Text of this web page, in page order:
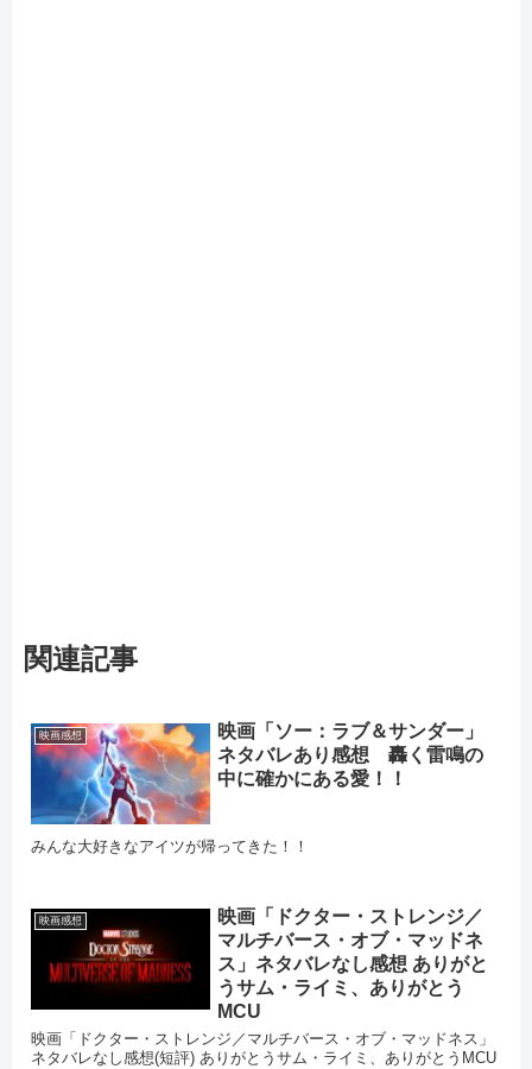
関連記事
映画感想
映画「ソー：ラブ＆サンダー」
ネタバレあり感想 轟く雷鳴の
中に確かにある愛！！
みんな大好きなアイツが帰ってきた！！
映画感想
映画「ドクター・ストレンジ／
マルチバース・オブ・マッドネ
ス」ネタバレなし感想 ありがと
うサム・ライミ、ありがとう
MCU
映画「ドクター・ストレンジ／マルチバース・オブ・マッドネス」
ネタバレなし感想(短評) ありがとうサム・ライミ、ありがとうMCU